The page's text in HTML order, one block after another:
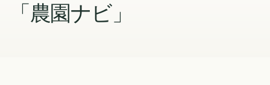
「農園ナビ」